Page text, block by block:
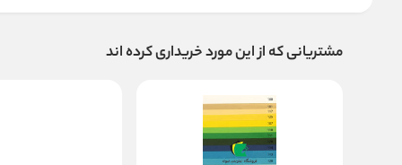
مشتریانی که از این مورد خریداری کرده اند